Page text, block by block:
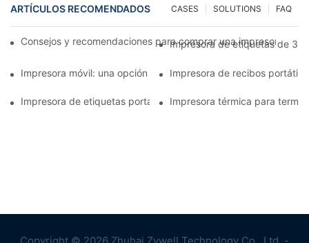
ARTÍCULOS RECOMENDADOS FAQ
SOLUTIONS
CASES
Consejos y recomendaciones para comprar una impresora de
Impresora de etiquetas de 3
Impresora móvil: una opción conveniente para imprimir en
Impresora de recibos portátil:
Impresora de etiquetas portátil: cree etiquetas personalizadas
Impresora térmica para